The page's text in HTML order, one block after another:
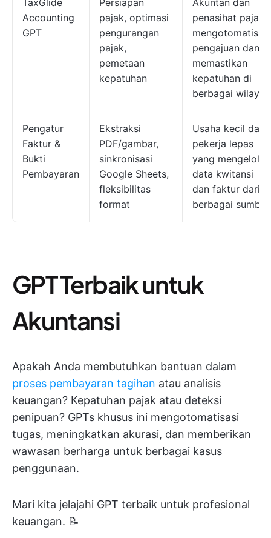
TaxGlide
Accounting
GPT
Persiapan
pajak, optimasi
pengurangan
pajak,
pemetaan
kepatuhan
Akuntan dan
penasihat pajak
mengotomatisasi
pengajuan dan
memastikan
kepatuhan di
berbagai wilayah
Pengatur
Faktur &
Bukti
Pembayaran
Ekstraksi
PDF/gambar,
sinkronisasi
Google Sheets,
fleksibilitas
format
Usaha kecil dan
pekerja lepas
yang mengelola
data kwitansi
dan faktur dari
berbagai sumber
GPT Terbaik untuk
Akuntansi
Apakah Anda membutuhkan bantuan dalam
proses pembayaran tagihan atau analisis
keuangan? Kepatuhan pajak atau deteksi
penipuan? GPTs khusus ini mengotomatisasi
tugas, meningkatkan akurasi, dan memberikan
wawasan berharga untuk berbagai kasus
penggunaan.
Mari kita jelajahi GPT terbaik untuk profesional
keuangan. 📝